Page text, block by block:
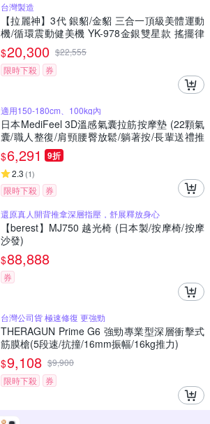
台灣製造
【拉麗神】3代 銀貂/金貂 三合一頂級美體運動
機/循環震動健美機 YK-978金銀雙星款 搖擺律
動機+腰腹震動帶
$20,300 $22,555
限時下殺
券
適用150-180cm、100kg內
日本MediFeel 3D溫感氣囊拉筋按摩墊 (22顆氣
囊/職人整復/肩頸腰臀放鬆/躺著按/長輩送禮推
薦) RM01
$6,291 9折
2.3 (1)
限時下殺
券
還原真人開背推拿深層指壓，舒展釋放身心
【berest】MJ750 越光椅 (日本製/按摩椅/按摩
沙發)
$88,888
券
台灣公司貨 極速修復 更強勁
THERAGUN Prime G6 強勁專業型深層衝擊式
筋膜槍(5段速/抗撞/16mm振幅/16kg推力)
$9,108 $9,900
限時下殺
券